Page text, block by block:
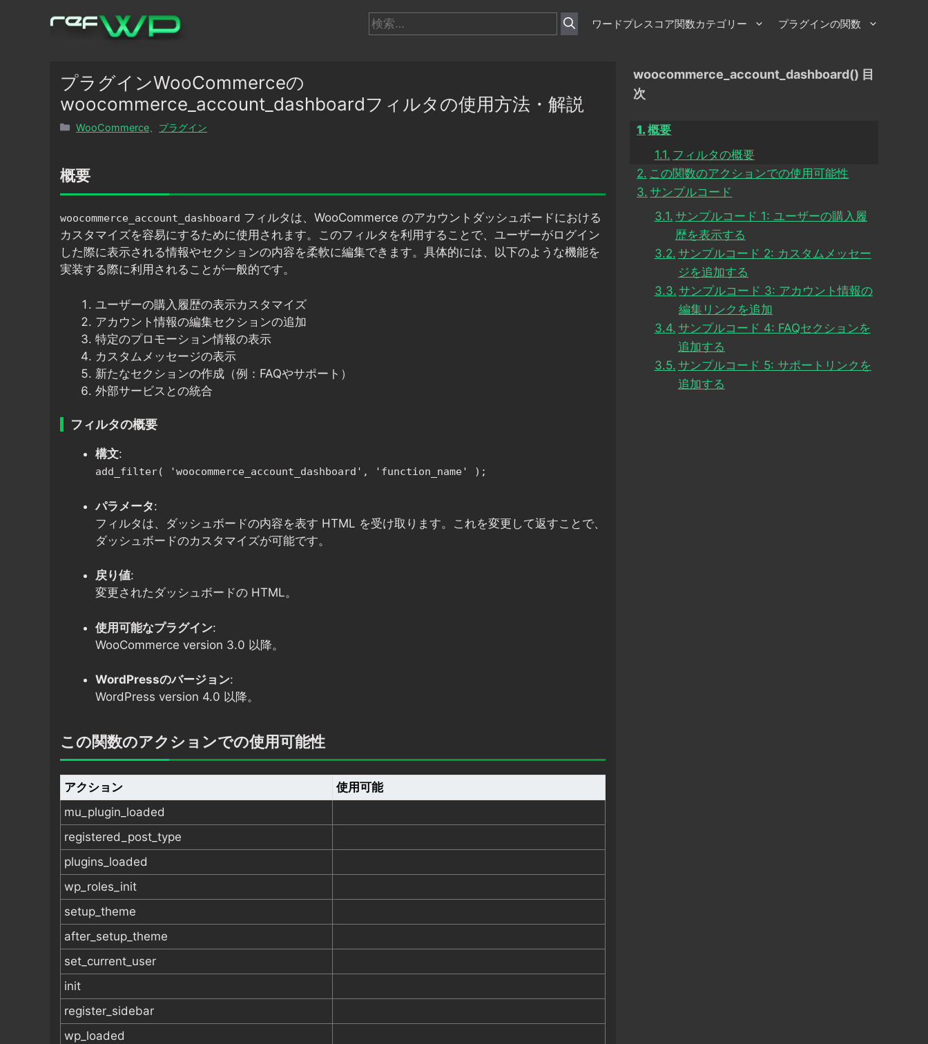
検
索:
ワードプレスコア関数カテゴリー プラグインの関数
プラグインWooCommerceの
woocommerce_account_dashboardフィルタの使用方法・解説
カ
リ
ー
WooCommerce プラグイン
概要
woocommerce_account_dashboard フィルタは、WooCommerce のアカウントダッシュボードにおける
カスタマイズを容易にするために使用されます。このフィルタを利用することで、ユーザーがログイン
した際に表示される情報やセクションの内容を柔軟に編集できます。具体的には、以下のような機能を
実装する際に利用されることが一般的です。
ユーザーの購入履歴の表示カスタマイズ
アカウント情報の編集セクションの追加
特定のプロモーション情報の表示
カスタムメッセージの表示
新たなセクションの作成（例：FAQやサポート）
外部サービスとの統合
フィルタの概要
構文:
add_filter( 'woocommerce_account_dashboard', 'function_name' );
パラメータ:
フィルタは、ダッシュボードの内容を表す HTML を受け取ります。これを変更して返すことで、
ダッシュボードのカスタマイズが可能です。
戻り値:
変更されたダッシュボードの HTML。
使用可能なプラグイン:
WooCommerce version 3.0 以降。
WordPressのバージョン:
WordPress version 4.0 以降。
この関数のアクションでの使用可能性
アクション
使用可能
mu_plugin_loaded
registered_post_type
plugins_loaded
wp_roles_init
setup_theme
after_setup_theme
set_current_user
init
register_sidebar
wp_loaded
woocommerce_account_dashboard() 目
次
概要
フィルタの概要
この関数のアクションでの使用可能性
サンプルコード
サンプルコード 1: ユーザーの購入履
歴を表示する
サンプルコード 2: カスタムメッセー
ジを追加する
サンプルコード 3: アカウント情報の
編集リンクを追加
サンプルコード 4: FAQセクションを
追加する
サンプルコード 5: サポートリンクを
追加する